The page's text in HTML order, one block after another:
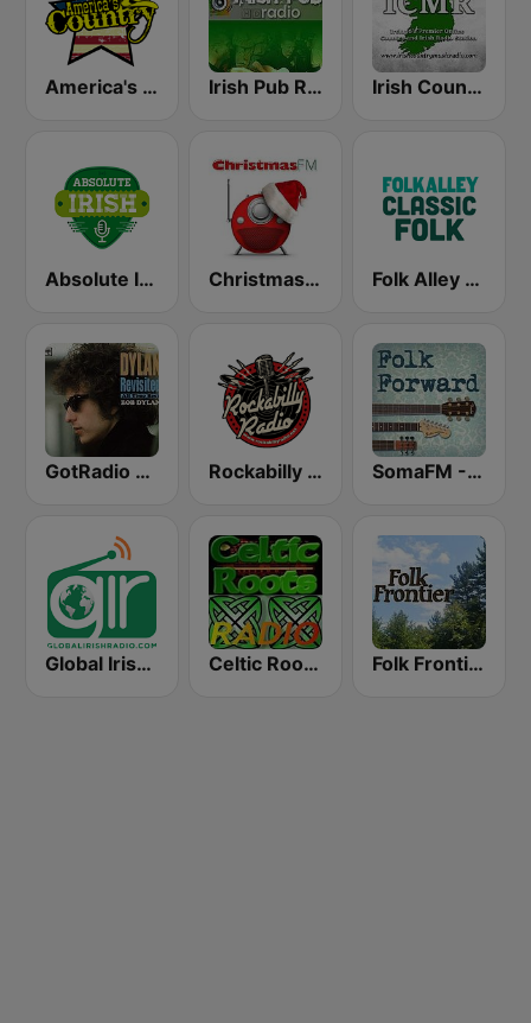
America's Country Irish Pub Radio Irish Country Music Radio
Absolute Irish Christmas FM Folk Alley - Classic Folk
GotRadio - Folk Lore Rockabilly Radio SomaFM - Folk Forward
Global Irish Radio Celtic Roots Radio Folk Frontier